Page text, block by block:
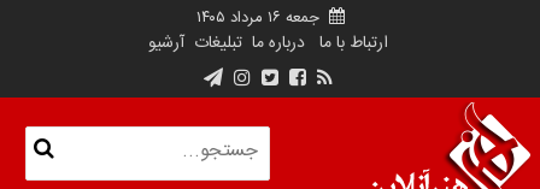
جمعه ۱۶ مرداد ۱۴۰۵
ارتباط با ما درباره ما تبلیغات آرشیو